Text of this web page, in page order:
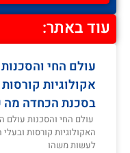
עוד באתר:
עולם החי
אקולוגיות
בסכנת הכחדה מה
עולם החי והסכנות עולם
האקולוגיות קורסות
לעשות משהו